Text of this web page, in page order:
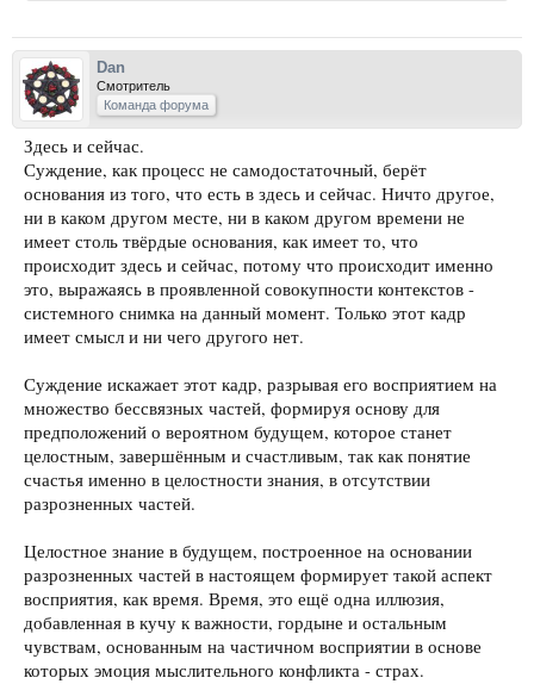
Dan
Смотритель
Команда форума
Здесь и сейчас.
Суждение, как процесс не самодостаточный, берёт
основания из того, что есть в здесь и сейчас. Ничто другое,
ни в каком другом месте, ни в каком другом времени не
имеет столь твёрдые основания, как имеет то, что
происходит здесь и сейчас, потому что происходит именно
это, выражаясь в проявленной совокупности контекстов -
системного снимка на данный момент. Только этот кадр
имеет смысл и ни чего другого нет.
Суждение искажает этот кадр, разрывая его восприятием на
множество бессвязных частей, формируя основу для
предположений о вероятном будущем, которое станет
целостным, завершённым и счастливым, так как понятие
счастья именно в целостности знания, в отсутствии
разрозненных частей.
Целостное знание в будущем, построенное на основании
разрозненных частей в настоящем формирует такой аспект
восприятия, как время. Время, это ещё одна иллюзия,
добавленная в кучу к важности, гордыне и остальным
чувствам, основанным на частичном восприятии в основе
которых эмоция мыслительного конфликта - страх.